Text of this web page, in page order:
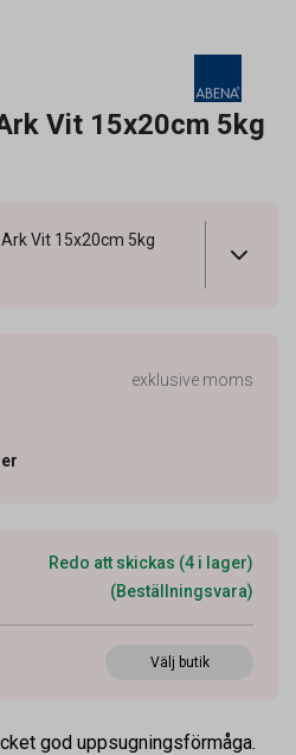
Vit 15x20cm 5kg
Vit 15x20cm 5kg
exklusive moms
Redo att skickas (4 i lager)
(Beställningsvara)
Välj butik
god uppsugningsförmåga.